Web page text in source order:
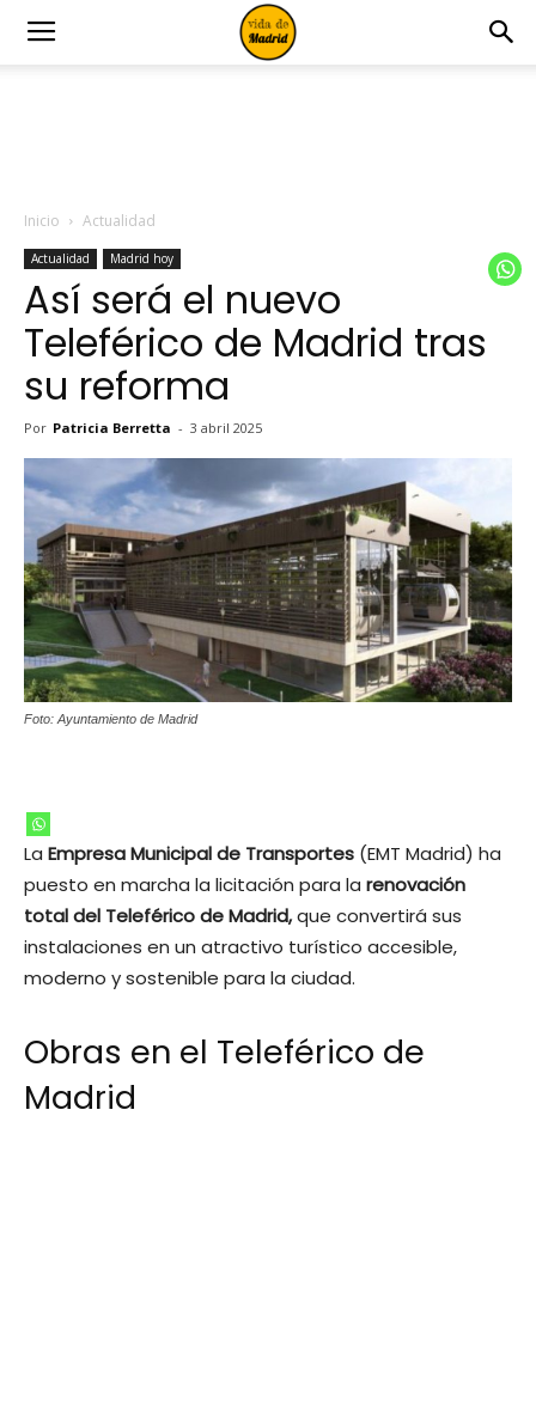
Inicio Actualidad
Actualidad Madrid hoy
Así será el nuevo
Teleférico de Madrid tras
su reforma
Por Patricia Berretta - 3 abril 2025
Foto: Ayuntamiento de Madrid
La Empresa Municipal de Transportes (EMT Madrid) ha
puesto en marcha la licitación para la renovación
total del Teleférico de Madrid,que convertirá sus
instalaciones en un atractivo turístico accesible,
moderno y sostenible para la ciudad.
Obras en el Teleférico de
Madrid